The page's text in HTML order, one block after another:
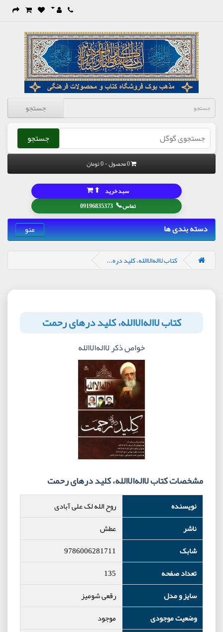
جستجو
جستجو
0 محصول - 0 تومان
تماس📞
09196835373
سبد خرید ⬆
دسته بندی ها منو
کتاب لا‌اله‌الا‌الله، کلید دره...
کتاب لا‌اله‌الا‌الله، کلید درهای رحمت
خواص ذکر لا‌اله‌الا‌الله
مشخصات کتاب لا‌اله‌الا‌الله، کلید درهای رحمت
نویسنده
روح الله لک علی آبادی
ناشر
عطش
شابک
9786006281711
تعداد صفحه
135
سایز و مدل
رقعی شومیز
وضعیت موجودی
موجود